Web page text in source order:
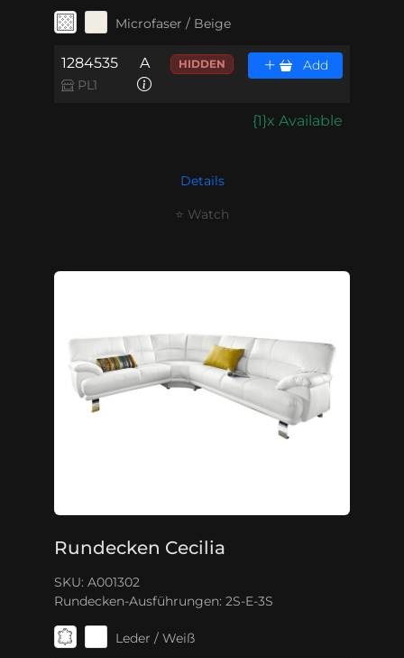
Microfaser / Beige
1284535
PL1
A HIDDEN Add
{1}x Available
Details
⭐ Watch
Rundecken Cecilia
SKU: A001302
Rundecken-Ausführungen: 2S-E-3S
Leder / Weiß